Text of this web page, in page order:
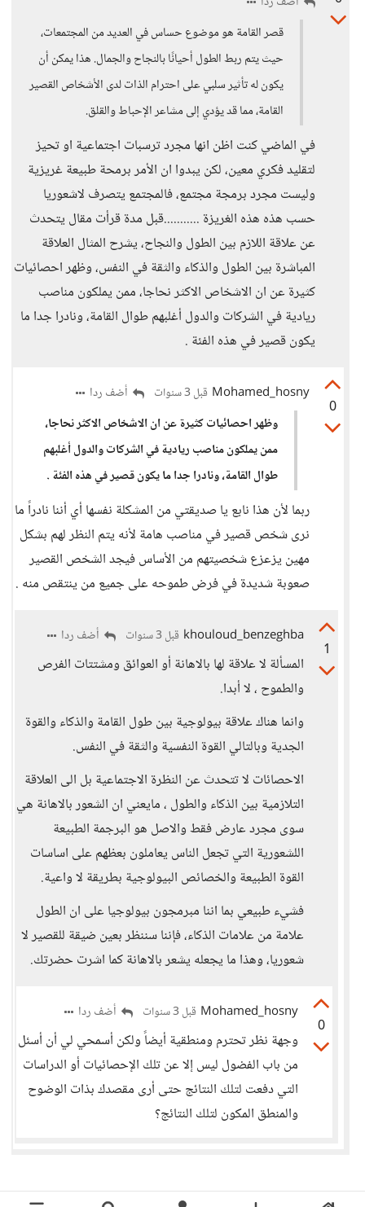
قصر القامة هو موضوع حساس في العديد من المجتمعات،
حيث يتم ربط الطول أحيانًا بالنجاح والجمال. هذا يمكن أن
يكون له تأثير سلبي على احترام الذات لدى الأشخاص القصير
القامة، مما قد يؤدي إلى مشاعر الإحباط والقلق.
في الماضي كنت اظن انها مجرد ترسبات اجتماعية او تحيز
لتقليد فكري معين، لكن يبدوا ان الأمر برمحة طبيعة غريزية
وليست مجرد برمجة مجتمع، فالمجتمع يتصرف لاشعوريا
حسب هذه هذه الغريزة ...........قبل مدة قرأت مقال يتحدث
عن علاقة اللازم بين الطول والنجاح، يشرح المثال العلاقة
المباشرة بين الطول والذكاء والثقة في النفس، وظهر احصائيات
كثيرة عن ان الاشخاص الاكثر نحاجا، ممن يملكون مناصب
ريادية في الشركات والدول أغلبهم طوال القامة، ونادرا جدا ما
يكون قصير في هذه الفئة .
0
Mohamed_hosny قبل 3 سنوات
أضف ردا
وظهر احصائيات كثيرة عن ان الاشخاص الاكثر نحاجا،
ممن يملكون مناصب ريادية في الشركات والدول أغلبهم
طوال القامة، ونادرا جدا ما يكون قصير في هذه الفئة .
ربما لأن هذا نابع يا صديقتي من المشكلة نفسها أي أننا نادراً ما
نرى شخص قصير في مناصب هامة لأنه يتم النظر لهم بشكل
مهين يزعزع شخصيتهم من الأساس فيجد الشخص القصير
صعوبة شديدة في فرض طموحه على جميع من ينتقص منه .
1
khouloud_benzeghba قبل 3 سنوات أضف ردا
المسألة لا علاقة لها بالاهانة أو العوائق ومشتتات الفرص
والطموح ، لا أبدا.
وانما هناك علاقة بيولوجية بين طول القامة والذكاء والقوة
الجدية وبالتالي القوة النفسية والثقة في النفس.
الاحصائات لا تتحدث عن النظرة الاجتماعية بل الى العلاقة
التلازمية بين الذكاء والطول ، مايعني ان الشعور بالاهانة هي
سوى مجرد عارض فقط والاصل هو البرجمة الطبيعة
اللشعورية التي تجعل الناس يعاملون بعظهم على اساسات
القوة الطبيعة والخصائص البيولوجية بطريقة لا واعية.
فشيء طبيعي بما اننا مبرمجون بيولوجيا على ان الطول
علامة من علامات الذكاء، فإننا سننظر بعين ضيقة للقصير لا
شعوريا، وهذا ما يجعله يشعر بالاهانة كما اشرت حضرتك.
0
Mohamed_hosny قبل 3 سنوات أضف ردا
وجهة نظر تحترم ومنطقية أيضاً ولكن أسمحي لي أن أسئل
من باب الفضول ليس إلا عن تلك الإحصائيات أو الدراسات
التي دفعت لتلك النتائج حتى أرى مقصدك بذات الوضوح
والمنطق المكون لتلك النتائج؟